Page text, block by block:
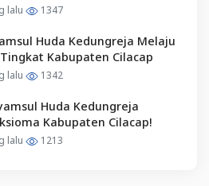
lalu 1347
Huda Kedungreja Melaju
Kabupaten Cilacap
lalu 1342
Huda Kedungreja
Kabupaten Cilacap!
lalu 1213